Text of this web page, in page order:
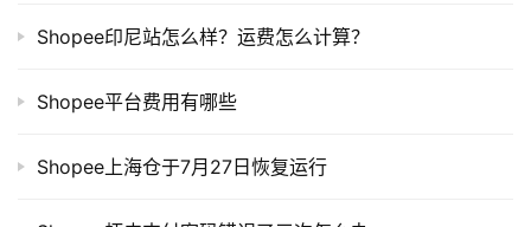
Shopee印尼站怎么样？运费怎么计算？
Shopee平台费用有哪些
Shopee上海仓于7月27日恢复运行